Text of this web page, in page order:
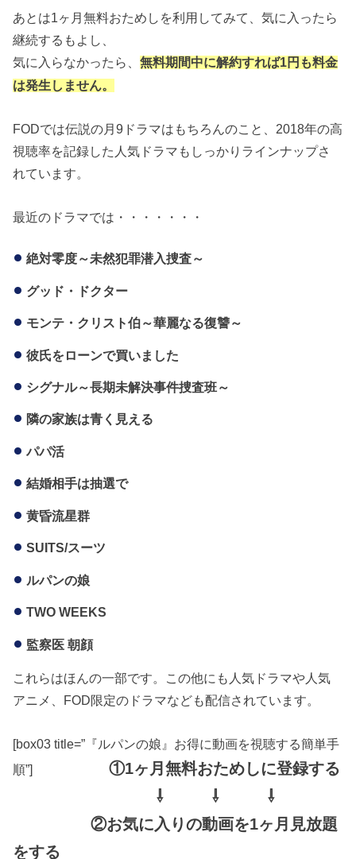
あとは1ヶ月無料おためしを利用してみて、気に入ったら
継続するもよし、
気に入らなかったら、無料期間中に解約すれば1円も料金
は発生しません。
FODでは伝説の月9ドラマはもちろんのこと、2018年の高
視聴率を記録した人気ドラマもしっかりラインナップさ
れています。
最近のドラマでは・・・・・・・
絶対零度～未然犯罪潜入捜査～
グッド・ドクター
モンテ・クリスト伯～華麗なる復讐～
彼氏をローンで買いました
シグナル～長期未解決事件捜査班～
隣の家族は青く見える
パパ活
結婚相手は抽選で
黄昏流星群
SUITS/スーツ
ルパンの娘
TWO WEEKS
監察医 朝顔
これらはほんの一部です。この他にも人気ドラマや人気
アニメ、FOD限定のドラマなども配信されています。
[box03 title=”『ルパンの娘』お得に動画を視聴する簡単手
順”]①1ヶ月無料おためしに登録する
⇩ ⇩ ⇩
②お気に入りの動画を1ヶ月見放題
をする